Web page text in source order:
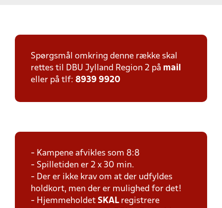
Spørgsmål omkring denne række skal
rettes til DBU Jylland Region 2 på mail
eller på tlf: 8939 9920
- Kampene afvikles som 8:8
- Spilletiden er 2 x 30 min.
- Der er ikke krav om at der udfyldes
holdkort, men der er mulighed for det!
- Hjemmeholdet SKAL registrere